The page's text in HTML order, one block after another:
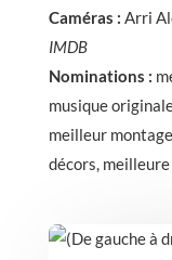
Caméras : Arri
IMDB
Nominations :
musique
meilleur
décors,